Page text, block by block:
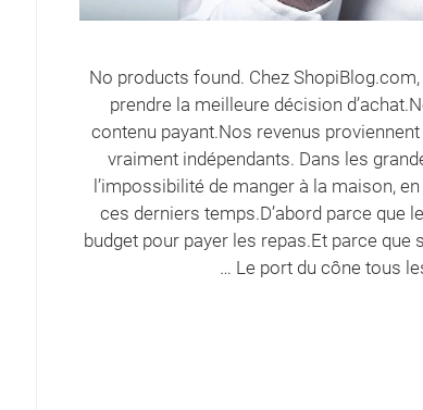
No products found. Chez
prendre la meilleure décision
contenu payant.Nos revenus
vraiment indépendants. Dans les
l’impossibilité de manger à la maison,
ces derniers temps.D’abord parce que
budget pour payer les repas.Et parce que
… Le port du cône tous